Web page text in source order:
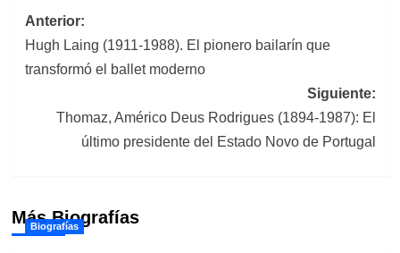
Navegación
de
Anterior:
Hugh Laing (1911-1988). El pionero bailarín que
transformó el ballet moderno
Siguiente:
Thomaz, Américo Deus Rodrigues (1894-1987): El
último presidente del Estado Novo de Portugal
Más Biografías
Biografías